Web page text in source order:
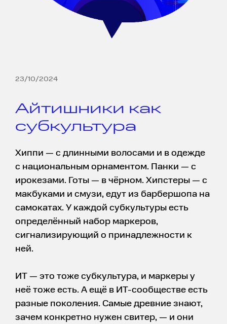
23/10/2024
Айтишники как
субкультура
Хиппи — с длинными волосами и в одежде
с национальным орнаментом. Панки — с
ирокезами. Готы — в чёрном. Хипстеры — с
макбуками и смузи, едут из барбершопа на
самокатах. У каждой субкультуры есть
определённый набор маркеров,
сигнализирующий о принадлежности к
ней.
ИТ — это тоже субкультура, и маркеры у
неё тоже есть. А ещё в ИТ-сообществе есть
разные поколения. Самые древние знают,
зачем конкретно нужен свитер, — и они